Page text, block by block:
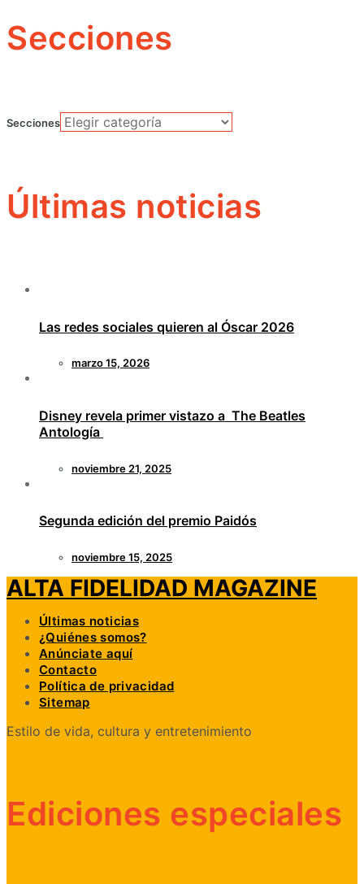
Secciones
Secciones
Últimas noticias
Las redes sociales quieren al Óscar 2026
marzo 15, 2026
Disney revela primer vistazo a The Beatles
Antología
noviembre 21, 2025
Segunda edición del premio Paidós
noviembre 15, 2025
ALTA FIDELIDAD MAGAZINE
Últimas noticias
¿Quiénes somos?
Anúnciate aquí
Contacto
Política de privacidad
Sitemap
Estilo de vida, cultura y entretenimiento
Ediciones especiales